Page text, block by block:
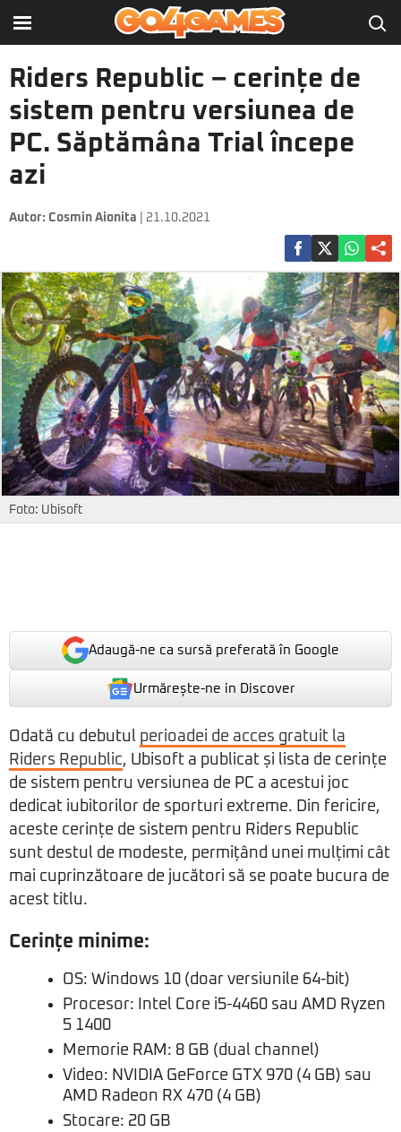
Riders Republic – cerințe de
sistem pentru versiunea de
PC. Săptămâna Trial începe
azi
Autor: Cosmin Aionita | 21.10.2021
Foto: Ubisoft
Adaugă-ne ca sursă preferată în Google
Urmărește-ne in Discover
Odată cu debutul perioadei de acces gratuit la
Riders Republic, Ubisoft a publicat și lista de cerințe
de sistem pentru versiunea de PC a acestui joc
dedicat iubitorilor de sporturi extreme. Din fericire,
aceste cerințe de sistem pentru Riders Republic
sunt destul de modeste, permițând unei mulțimi cât
mai cuprinzătoare de jucători să se poate bucura de
acest titlu.
Cerințe minime:
OS: Windows 10 (doar versiunile 64-bit)
Procesor: Intel Core i5-4460 sau AMD Ryzen
5 1400
Memorie RAM: 8 GB (dual channel)
Video: NVIDIA GeForce GTX 970 (4 GB) sau
AMD Radeon RX 470 (4 GB)
Stocare: 20 GB